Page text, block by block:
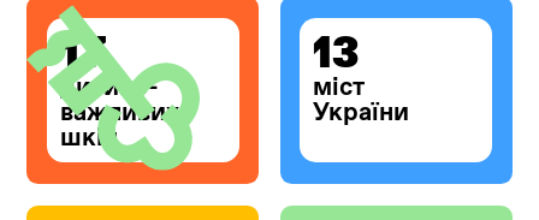
17
дитино-
важливих
шкіл
13
міст
України